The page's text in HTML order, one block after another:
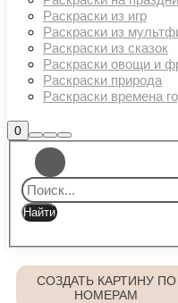
Раскраски из игр
Раскраски из
Раскраски из сказок
Раскраски овощи и
Раскраски природа
Раскраски времена
0Боковая
панель
магазина
Найти
Больше
информации
Главное
меню
СОЗДАТЬ КАРТИНУ ПО
НОМЕРАМ